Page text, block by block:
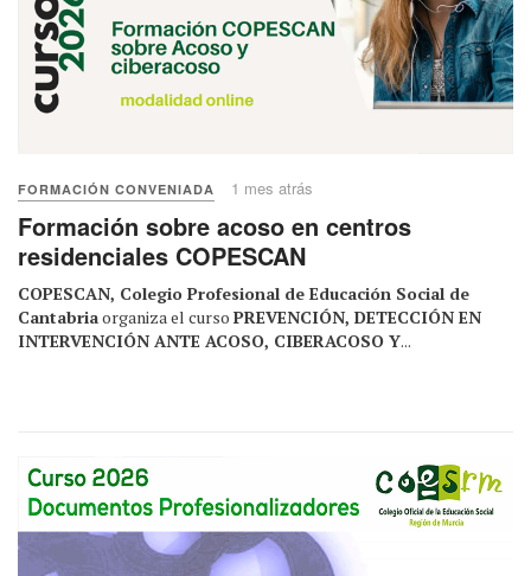
FORMACIÓN CONVENIADA 1 mes atrás
Formación sobre acoso en centros
residenciales COPESCAN
COPESCAN, Colegio Profesional de Educación Social de
Cantabriaorganiza el curso PREVENCIÓN, DETECCIÓN EN
INTERVENCIÓN ANTE ACOSO, CIBERACOSO Y...